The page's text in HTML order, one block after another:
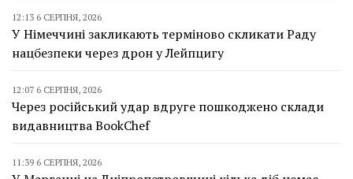
12:13 6 СЕРПНЯ, 2026
У Німеччині закликають терміново скликати Раду
нацбезпеки через дрон у Лейпцигу
12:07 6 СЕРПНЯ, 2026
Через російський удар вдруге пошкоджено склади
видавництва BookChef
11:39 6 СЕРПНЯ, 2026